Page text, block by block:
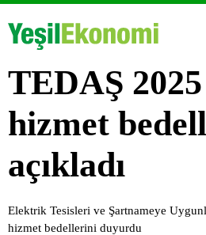
TEDAŞ 2025
hizmet
açıkladı
Elektrik Tesisleri ve Şartnameye
hizmet bedellerini duyurdu